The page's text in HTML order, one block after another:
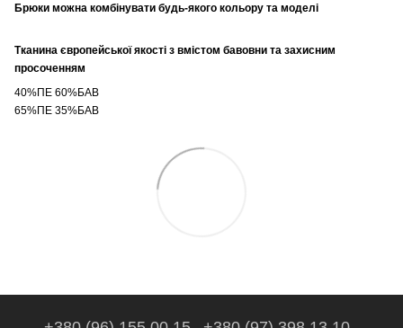
Брюки можна комбінувати будь-якого кольору та моделі
Тканина європейської якості з вмістом бавовни та захисним
просоченням
40%ПЕ 60%БАВ
65%ПЕ 35%БАВ